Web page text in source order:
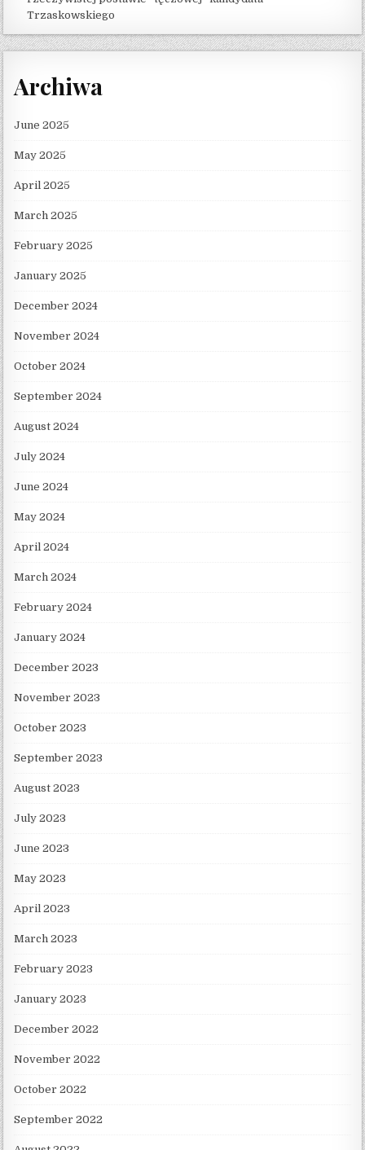
Trzaskowskiego
Archiwa
June 2025
May 2025
April 2025
March 2025
February 2025
January 2025
December 2024
November 2024
October 2024
September 2024
August 2024
July 2024
June 2024
May 2024
April 2024
March 2024
February 2024
January 2024
December 2023
November 2023
October 2023
September 2023
August 2023
July 2023
June 2023
May 2023
April 2023
March 2023
February 2023
January 2023
December 2022
November 2022
October 2022
September 2022